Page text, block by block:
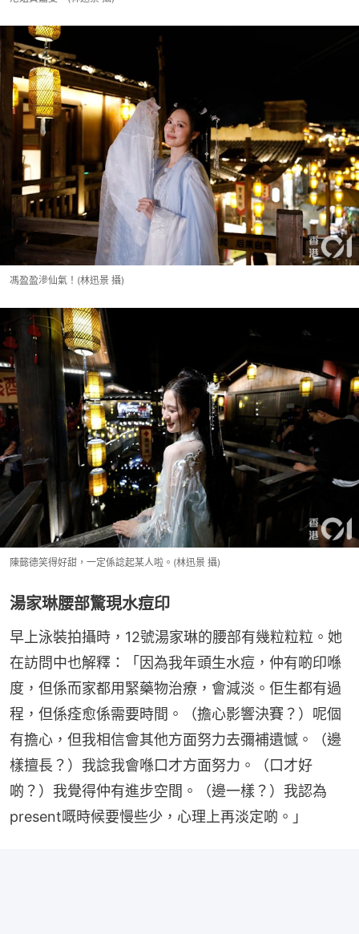
馮盈盈滲仙氣！(林迅景 攝)
陳懿德笑得好甜，一定係諗起某人啦。(林迅景 攝)
湯家琳腰部驚現水痘印
早上泳裝拍攝時，12號湯家琳的腰部有幾粒粒粒。她
在訪問中也解釋：「因為我年頭生水痘，仲有啲印喺
度，但係而家都用緊藥物治療，會減淡。佢生都有過
程，但係痊愈係需要時間。（擔心影響決賽？）呢個
有擔心，但我相信會其他方面努力去彌補遺憾。（邊
樣擅長？）我諗我會喺口才方面努力。（口才好
啲？）我覺得仲有進步空間。（邊一樣？）我認為
present嘅時候要慢些少，心理上再淡定啲。」